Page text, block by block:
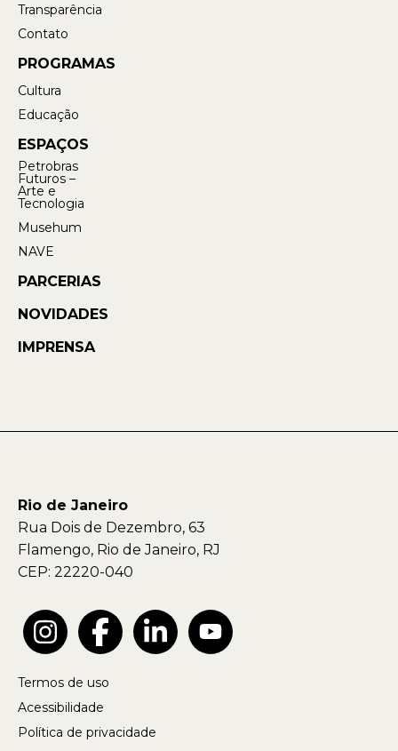
Transparência
Contato
PROGRAMAS
Cultura
Educação
ESPAÇOS
Petrobras
Futuros –
Arte e
Tecnologia
Musehum
NAVE
PARCERIAS
NOVIDADES
IMPRENSA
Rio de Janeiro
Rua Dois de Dezembro, 63
Flamengo, Rio de Janeiro, RJ
CEP: 22220-040
Termos de uso
Acessibilidade
Política de privacidade